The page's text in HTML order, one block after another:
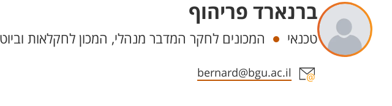
ברנארד פריהוף
Departments
טכנאי המכונים לחקר המדבר מנהלי, המכון לחקלאות
Staff member contact section
bernard@bgu.ac.il